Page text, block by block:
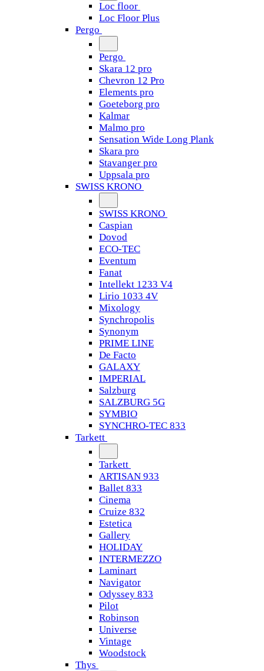
Loc floor
Loc Floor Plus
Pergo
Pergo
Skara 12 pro
Chevron 12 Pro
Elements pro
Goeteborg pro
Kalmar
Malmo pro
Sensation Wide Long Plank
Skara pro
Stavanger pro
Uppsala pro
SWISS KRONO
SWISS KRONO
Caspian
Dovod
ECO-TEC
Eventum
Fanat
Intellekt 1233 V4
Lirio 1033 4V
Mixology
Synchropolis
Synonym
PRIME LINE
De Facto
GALAXY
IMPERIAL
Salzburg
SALZBURG 5G
SYMBIO
SYNCHRO-TEC 833
Tarkett
Tarkett
ARTISAN 933
Ballet 833
Cinema
Cruize 832
Estetica
Gallery
HOLIDAY
INTERMEZZO
Laminart
Navigator
Odyssey 833
Pilot
Robinson
Universe
Vintage
Woodstock
Thys